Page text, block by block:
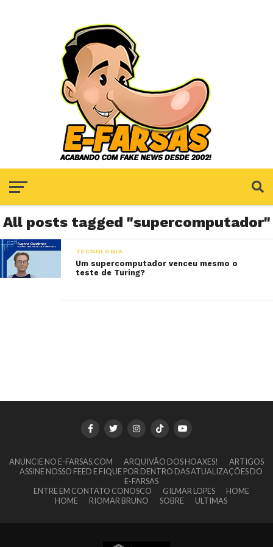
All posts tagged "supercomputador"
TECNOLOGIA
Um supercomputador venceu mesmo o
teste de Turing?
ANUNCIE NO E-FARSAS.COM ARQUIVÃO DOS HOAXES!
ARTIGOS
ASSINE NOSSO FEED E FIQUE POR DENTRO DAS ATUALIZAÇÕES DO
E-FARSAS
ENTRE EM CONTATO CONOSCO
GILMAR LOPES
HOME
HOME
RIOMAR BRUNO SOBRE ULTIMAS